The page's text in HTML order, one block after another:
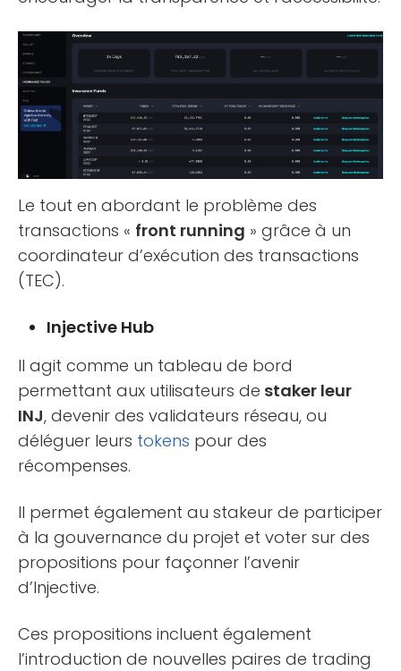
Le tout en abordant le problème des
transactions « front running » grâce à un
coordinateur d’exécution des transactions
(TEC).
Injective Hub
Il agit comme un tableau de bord
permettant aux utilisateurs de staker leur
INJ, devenir des validateurs réseau, ou
déléguer leurs tokens pour des
récompenses.
Il permet également au stakeur de participer
à la gouvernance du projet et voter sur des
propositions pour façonner l’avenir
d’Injective.
Ces propositions incluent également
l’introduction de nouvelles paires de trading